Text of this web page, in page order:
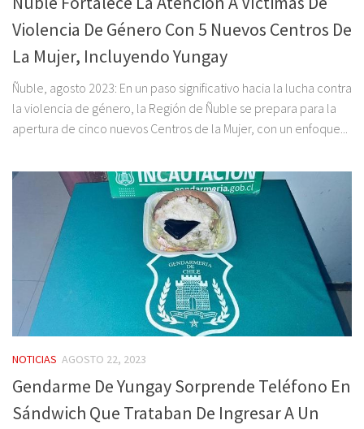
Violencia De Género Con 5 Nuevos Centros De
La Mujer, Incluyendo Yungay
Ñuble, agosto 2023: En un paso significativo hacia la lucha contra
la violencia de género, la Región de Ñuble se prepara para la
apertura de cinco nuevos Centros de la Mujer, con un enfoque...
NOTICIAS AGOSTO 22, 2023
Gendarme De Yungay Sorprende Teléfono En
Sándwich Que Trataban De Ingresar A Un